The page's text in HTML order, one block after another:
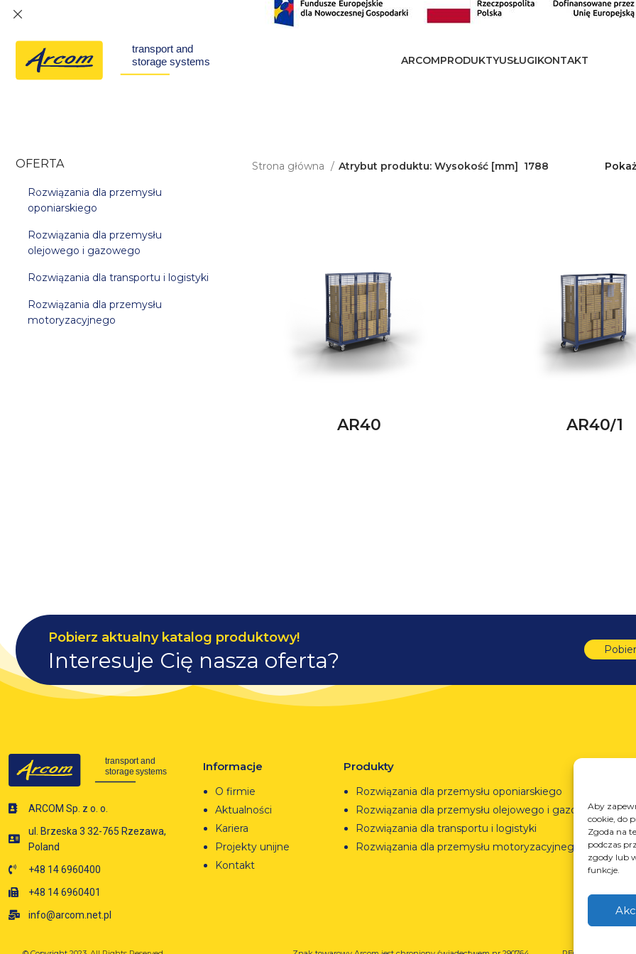
Aby
cookie, do
Zgoda na
podczas
zgody lub
funkcje.
ARCOMPRODUKTYUSŁUGIKONTAKT
OFERTA
Rozwiązania dla przemysłu
oponiarskiego
Rozwiązania dla przemysłu
olejowego i gazowego
Rozwiązania dla transportu i logistyki
Rozwiązania dla przemysłu
motoryzacyjnego
Strona główna Atrybut produktu: Wysokość [mm] 1788 Pokaż
AR40 AR40/1
Pobierz aktualny katalog produktowy!
Interesuje Cię nasza oferta?
ARCOM Sp. z o. o.
ul. Brzeska 3 32-765 Rzezawa,
Poland
+48 14 6960400
+48 14 6960401
info@arcom.net.pl
Informacje
O firmie
Aktualności
Kariera
Projekty unijne
Kontakt
Produkty
Rozwiązania dla przemysłu oponiarskiego
Rozwiązania dla przemysłu olejowego i gazowego
Rozwiązania dla transportu i logistyki
Rozwiązania dla przemysłu motoryzacyjnego